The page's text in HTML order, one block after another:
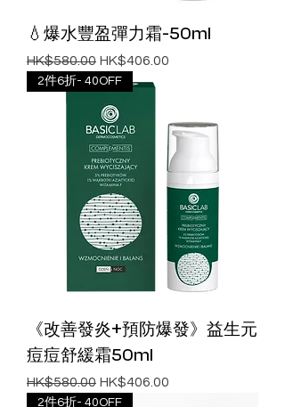
💧爆水豐盈彈力霜-50ml
一般價格
HK$580.00 促銷價格
HK$406.00
2件6折- 40OFF
《改善發炎+預防爆發》益生元
痘痘舒緩霜50ml
一般價格
HK$580.00 促銷價格
HK$406.00
2件6折- 40OFF